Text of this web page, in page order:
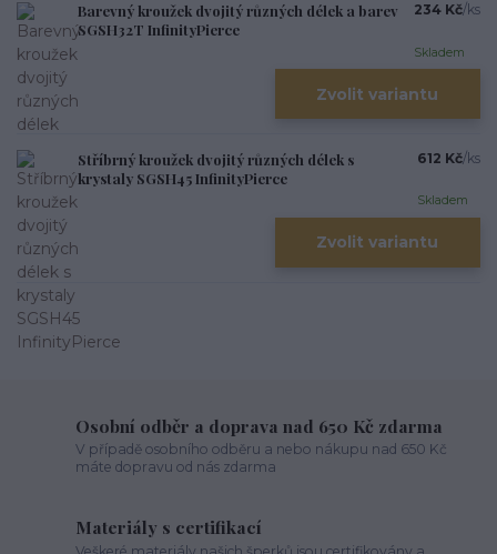
Barevný kroužek dvojitý různých délek a barev
SGSH32T InfinityPierce
234 Kč/ks
Skladem
Zvolit variantu
Stříbrný kroužek dvojitý různých délek s
krystaly SGSH45 InfinityPierce
612 Kč/ks
Skladem
Zvolit variantu
Osobní odběr a doprava nad 650 Kč zdarma
V případě osobního odběru a nebo nákupu nad 650 Kč
máte dopravu od nás zdarma
Materiály s certifikací